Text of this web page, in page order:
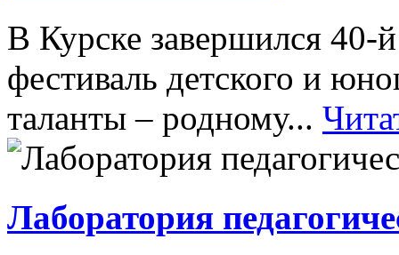
В Курске завершился 40-
фестиваль детского и
таланты – родному...
Лаборатория